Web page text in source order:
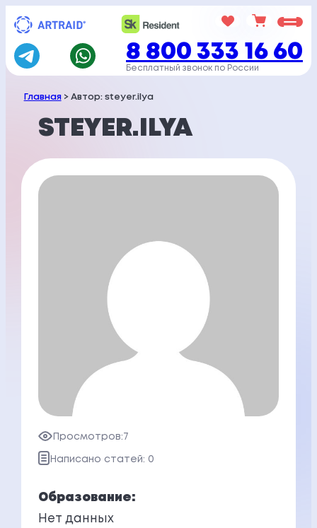
Перейти
содержимому
8 800 333 16 60
Бесплатный звонок по России
Главная> Автор: steyer.ilya
STEYER.ILYA
Просмотров:7
Написано статей: 0
Образование:
Нет данных